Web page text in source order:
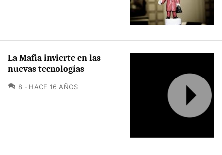
La Mafia invierte en las
nuevas tecnologías
8 COMENTARIOS
HACE 16 AÑOS